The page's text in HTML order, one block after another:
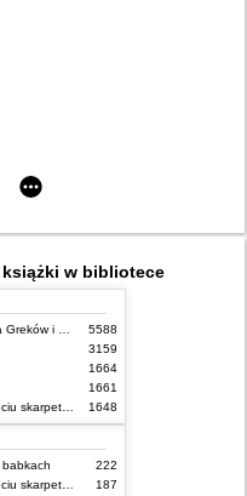
z osobą zapatrzoną w
w bibliotece
Mitologia : wierzenia i podania Greków i Rzymian
5588
3159
1664
1661
Niesamowite przygody dziesięciu skarpetek (czterech prawych i sześciu lewych)
1648
babkach
222
Niesamowite przygody dziesięciu skarpetek (czterech prawych i sześciu lewych)
187